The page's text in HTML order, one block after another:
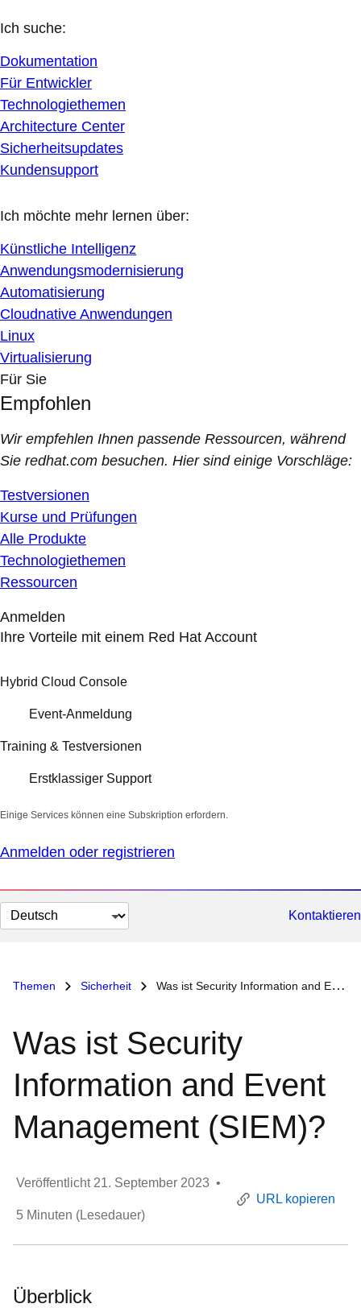
Ich suche:
Dokumentation
Für Entwickler
Technologiethemen
Architecture Center
Sicherheitsupdates
Kundensupport
Ich möchte mehr lernen über:
Künstliche Intelligenz
Anwendungsmodernisierung
Automatisierung
Cloudnative Anwendungen
Linux
Virtualisierung
Für Sie
Empfohlen
Wir empfehlen Ihnen passende Ressourcen, während
Sie redhat.com besuchen. Hier sind einige Vorschläge:
Testversionen
Kurse und Prüfungen
Alle Produkte
Technologiethemen
Ressourcen
Anmelden
Ihre Vorteile mit einem Red Hat Account
Hybrid Cloud Console
Event-Anmeldung
Training & Testversionen
Erstklassiger Support
Einige Services können eine Subskription erfordern.
Anmelden oder registrieren
Sprache
auswählen
Kontaktieren
Themen Sicherheit Was ist Security Information and Event Management (SIEM)?
Was ist Security
Information and Event
Management (SIEM)?
Veröffentlicht 21. September 2023 •
5 Minuten (Lesedauer)
URL kopieren
Überblick